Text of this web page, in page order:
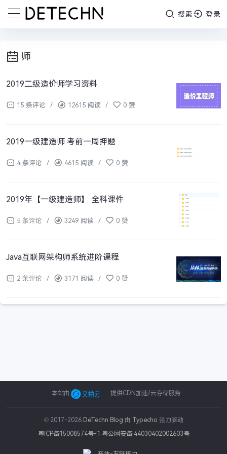
搜索 登录
师
2019二级造价师学习资料
15 条评论 / 12615 阅读 / 0 赞
2019一级建造师 考前一周押题
4 条评论 / 4615 阅读 / 0 赞
2019年【一级建造师】 全科课件
5 条评论 / 3249 阅读 / 0 赞
Java互联网架构师系统进阶课程
2 条评论 / 3171 阅读 / 0 赞
本站由 提供CDN加速/云存储服务
© 2017-2026 DeTechn Blog 由 Typecho 强力驱动
粤ICP备15008574号-1 粤公网安备 44030402002603号